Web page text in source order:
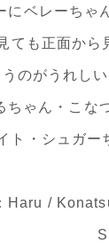
にベレーちゃ
ても正面から
うのがうれし
ちゃん・こな
ト・シュガ
Haru /